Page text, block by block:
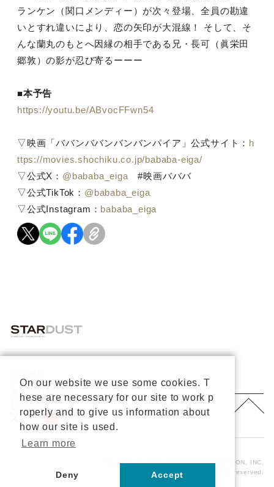
ランケン（関口メンディー）が次々登場、全員の勘違
いとすれ違いにより、恋の矢印が大混線！ そして、そ
んな蘭丸のもとへ因縁の相手である兄・長可（眞栄田
郷敦）の影が忍び寄るーーー
■本予告
https://youtu.be/ABvocFFwn54
▽映画「ババンババンバンバンパイア」公式サイト： h
ttps://movies.shochiku.co.jp/bababa-eiga/
▽公式X： @bababa_eiga #映画バババ
▽公式TikTok： @bababa_eiga
▽公式Instagram： bababa_eiga
プライバシーポリシー
重要なお知らせ
お問い合わせ
About Us
公式X
公式Youtube
Copyright © 2026 STARDUST PROMOTION, INC.
All rights reserved.
On our website we use some cookies. T
hese are necessary for our site to work p
roperly and to give us information about
how our site is used.
Learn more
Deny Accept